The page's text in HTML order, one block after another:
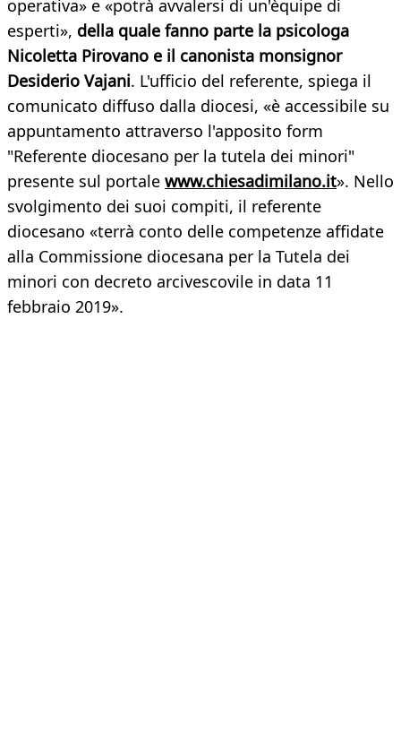
operativa» e «potrà avvalersi di un'èquipe di
esperti», della quale fanno parte la psicologa
Nicoletta Pirovano e il canonista monsignor
Desiderio Vajani. L'ufficio del referente, spiega il
comunicato diffuso dalla diocesi, «è accessibile su
appuntamento attraverso l'apposito form
"Referente diocesano per la tutela dei minori"
presente sul portale www.chiesadimilano.it». Nello
svolgimento dei suoi compiti, il referente
diocesano «terrà conto delle competenze affidate
alla Commissione diocesana per la Tutela dei
minori con decreto arcivescovile in data 11
febbraio 2019».